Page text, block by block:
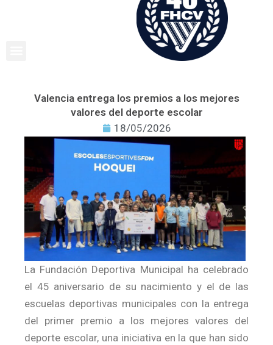
Valencia entrega los premios a los mejores
valores del deporte escolar
18/05/2026
La Fundación Deportiva Municipal ha celebrado
el 45 aniversario de su nacimiento y el de las
escuelas deportivas municipales con la entrega
del primer premio a los mejores valores del
deporte escolar, una iniciativa en la que han sido